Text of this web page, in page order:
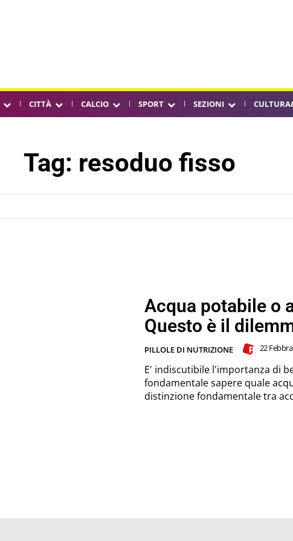
CITTÀ CALCIO SPORT SEZIONI
Tag: resoduo fisso
Acqua potabile o
Questo è il
PILLOLE DI NUTRIZIONE 22
E' indiscutibile l'importanza di
fondamentale sapere quale
distinzione fondamentale tra